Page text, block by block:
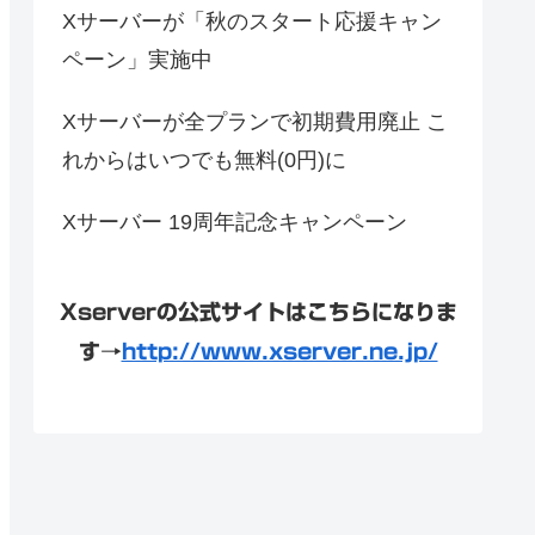
Xサーバーが「秋のスタート応援キャン
ペーン」実施中
Xサーバーが全プランで初期費用廃止 こ
れからはいつでも無料(0円)に
Xサーバー 19周年記念キャンペーン
Xserverの公式サイトはこちらになりま
す→ http://www.xserver.ne.jp/